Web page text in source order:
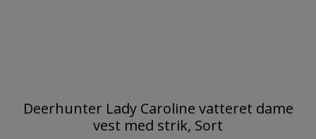
Deerhunter Lady Caroline vatteret dame
vest med strik, Sort